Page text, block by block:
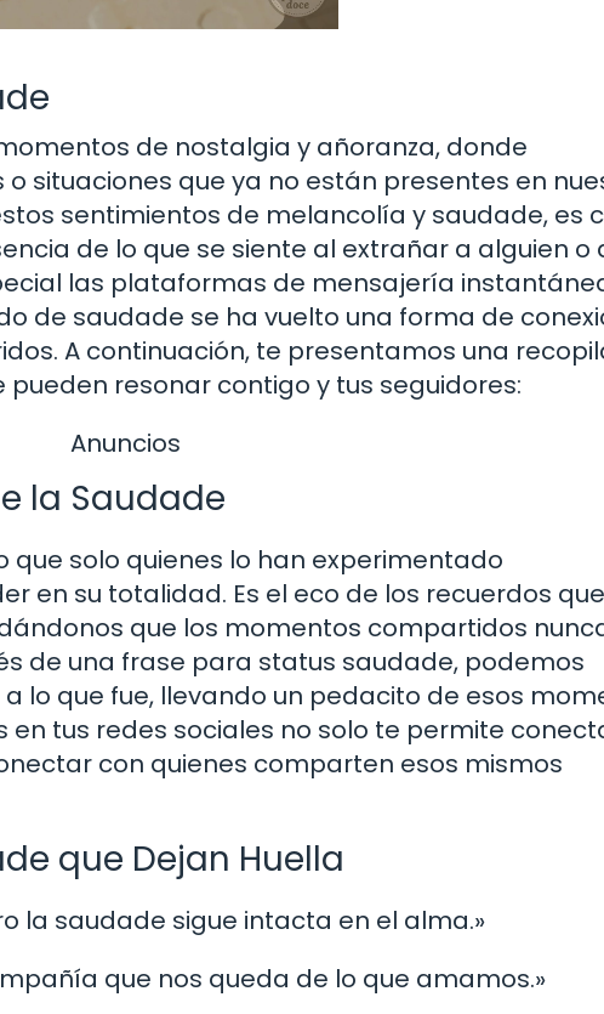
de nostalgia y añoranza, donde
situaciones que ya no están presentes en
sentimientos de melancolía y saudade, es
de lo que se siente al extrañar a alguien o
las plataformas de mensajería
de saudade se ha vuelto una forma de
A continuación, te presentamos una
resonar contigo y tus seguidores:
Anuncios
la Saudade
que solo quienes lo han experimentado
en su totalidad. Es el eco de los recuerdos que
que los momentos compartidos
de una frase para status saudade, podemos
lo que fue, llevando un pedacito de esos
tus redes sociales no solo te permite
con quienes comparten esos mismos
que Dejan Huella
la saudade sigue intacta en el alma.»
que nos queda de lo que amamos.»